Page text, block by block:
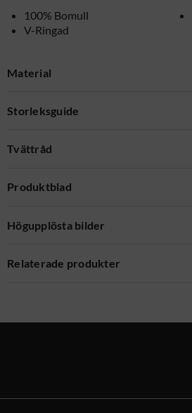
100% Bomull
V-Ringad
Material
Storleksguide
Tvättråd
Produktblad
Högupplösta bilder
Relaterade produkter